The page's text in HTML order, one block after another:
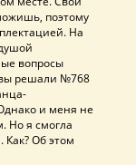
поэтому
На
вопросы
вы решали №768
и меня не
Но я смогла
Об этом